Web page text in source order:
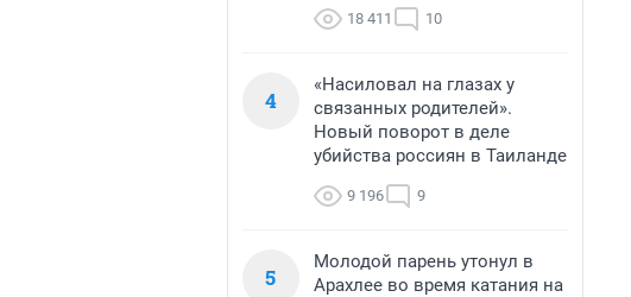
18 411 10
4
«Насиловал на глазах у
связанных родителей».
Новый поворот в деле
убийства россиян в Таиланде
9 196 9
5
Молодой парень утонул в
Арахлее во время катания на